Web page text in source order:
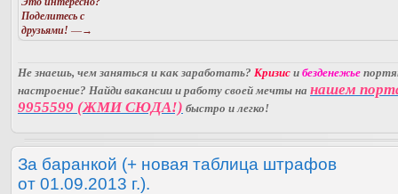
Поделитесь с
друзьями! —→
Не знаешь, чем заняться и как заработать? Кризис и безденежье
настроение? Найди вакансии и работу своей мечты на нашем
9955599 (ЖМИ СЮДА!) быстро и легко!
За баранкой (+ новая таблица штрафов
от 01.09.2013 г.).